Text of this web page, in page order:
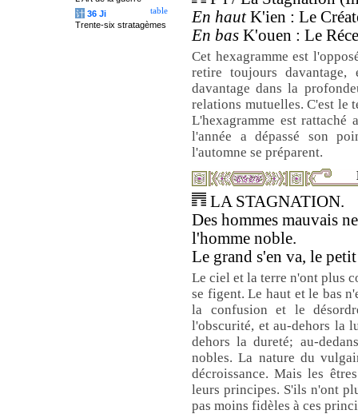
En hautK'ien : Le
En bas K'ouen : Le
Cet hexagramme est
retire toujours
davantage dans la
relations mutuelles. C'est le
L'hexagramme est rattaché
l'année a dépassé son
l'automne se préparent.
LA STAGNATION.
Des hommes mauvais
l'homme noble.
Le grand s'en va, le
Le ciel et la terre n'ont plus
se figent. Le haut et le bas
la confusion et le
l'obscurité, et au-dehors la
dehors la dureté; au-
nobles. La nature du
décroissance. Mais les
leurs principes. S'ils n'ont
pas moins fidèles à ces
table
计 36 Ji
Trente-six stratagèmes